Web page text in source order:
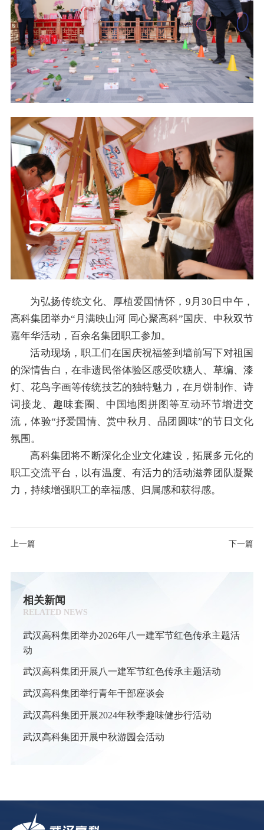
为弘扬传统文化、厚植爱国情怀，9月30日中午，
高科集团举办“月满映山河 同心聚高科”国庆、中秋双节
嘉年华活动，百余名集团职工参加。
活动现场，职工们在国庆祝福签到墙前写下对祖国
的深情告白，在非遗民俗体验区感受吹糖人、草编、漆
灯、花鸟字画等传统技艺的独特魅力，在月饼制作、诗
词接龙、趣味套圈、中国地图拼图等互动环节增进交
流，体验“抒爱国情、赏中秋月、品团圆味”的节日文化
氛围。
高科集团将不断深化企业文化建设，拓展多元化的
职工交流平台，以有温度、有活力的活动滋养团队凝聚
力，持续增强职工的幸福感、归属感和获得感。
上一篇 下一篇
相关新闻
RELATED NEWS
武汉高科集团举办2026年八一建军节红色传承主题活
动
武汉高科集团开展八一建军节红色传承主题活动
武汉高科集团举行青年干部座谈会
武汉高科集团开展2024年秋季趣味健步行活动
武汉高科集团开展中秋游园会活动